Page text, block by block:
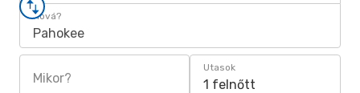
Hová?
Pahokee
Mikor?
Utasok
1 felnőtt